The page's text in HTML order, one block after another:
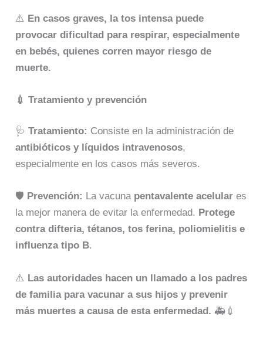
⚠️ En casos graves, la tos intensa puede
provocar dificultad para respirar, especialmente
en bebés, quienes corren mayor riesgo de
muerte.
💉 Tratamiento y prevención
🩺Tratamiento: Consiste en la administración de
antibióticos y líquidos intravenosos,
especialmente en los casos más severos.
🛡️ Prevención: La vacuna pentavalente acelular es
la mejor manera de evitar la enfermedad. Protege
contra difteria, tétanos, tos ferina, poliomielitis e
influenza tipo B.
⚠️ Las autoridades hacen un llamado a los padres
de familia para vacunar a sus hijos y prevenir
más muertes a causa de esta enfermedad. 🚑💉